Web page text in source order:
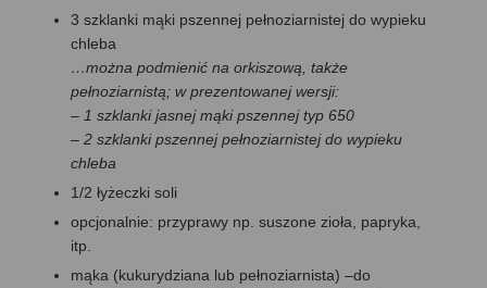
3 szklanki mąki pszennej pełnoziarnistej do wypieku
chleba
…można podmienić na orkiszową, także
pełnoziarnistą; w prezentowanej wersji:
– 1 szklanki jasnej mąki pszennej typ 650
– 2 szklanki pszennej pełnoziarnistej do wypieku
chleba
1/2 łyżeczki soli
opcjonalnie: przyprawy np. suszone zioła, papryka,
itp.
mąka (kukurydziana lub pełnoziarnista) –do